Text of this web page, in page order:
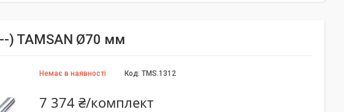
) TAMSAN Ø70 мм
Немає в наявності Код: TMS.1312
7 374 ₴/комплект